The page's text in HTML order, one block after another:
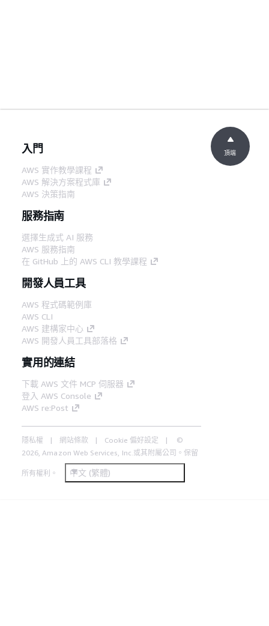
入門
AWS 實作教學課程
AWS 解決方案程式庫
AWS 決策指南
服務指南
選擇生成式 AI 服務
AWS 服務指南
在 GitHub 上的 AWS CLI 教學課程
開發人員工具
AWS 程式碼範例庫
AWS CLI
AWS 建構家中心
AWS 開發人員工具部落格
實用的連結
下載 AWS 文件 MCP 伺服器
登入 AWS Console
AWS re:Post
隱私權 網站條款 Cookie 偏好設定
©
2026, Amazon Web Services, Inc.或其附屬公司。保留
所有權利。 中文 (繁體)
頂端